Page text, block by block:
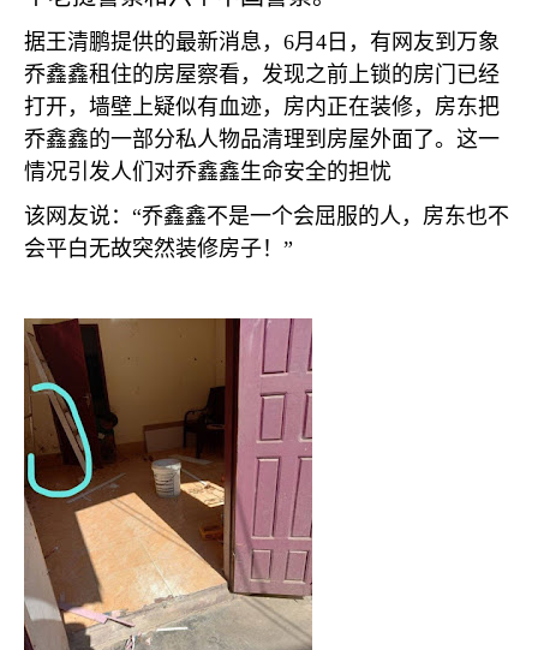
据王清鹏提供的最新消息， 6月 4 日，有网友到万象
乔鑫鑫租住的房屋察看，发现之前上锁的房门已经
打开，墙壁上疑似有血迹，房内正在装修，房东把
乔鑫鑫的一部分私人物品清理到房屋外面了。这一
情况引发人们对乔鑫鑫生命安全的担忧
该网友说：“乔鑫鑫不是一个会屈服的人，房东也不
会平白无故突然装修房子！”